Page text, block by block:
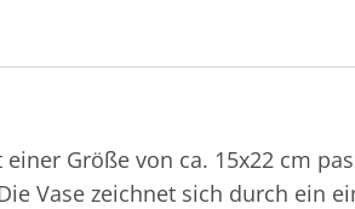
Größe von ca. 15x22 cm
Vase zeichnet sich durch ein